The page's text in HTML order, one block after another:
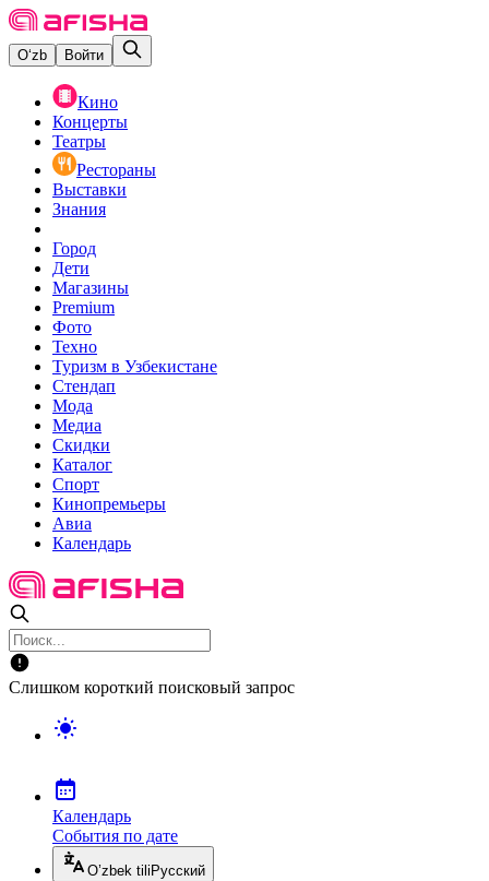
O‘zb Войти
Кино
Концерты
Театры
Рестораны
Выставки
Знания
Город
Дети
Магазины
Premium
Фото
Техно
Туризм в Узбекистане
Стендап
Мода
Медиа
Скидки
Каталог
Спорт
Кинопремьеры
Авиа
Календарь
Слишком короткий поисковый запрос
Календарь
События по дате
O’zbek tili Русский